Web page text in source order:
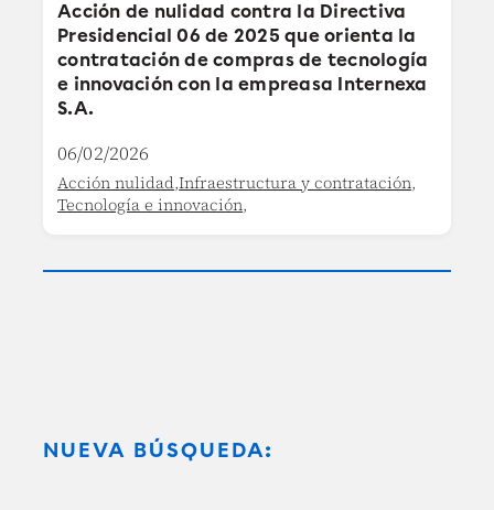
Acción de nulidad contra la Directiva
Presidencial 06 de 2025 que orienta la
contratación de compras de tecnología
e innovación con la empreasa Internexa
S.A.
06/02/2026
Acción nulidad,Infraestructura y contratación,
Tecnología e innovación,
NUEVA BÚSQUEDA: